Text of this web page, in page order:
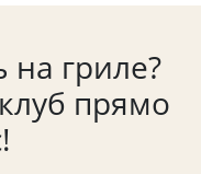
на гриле?
прямо